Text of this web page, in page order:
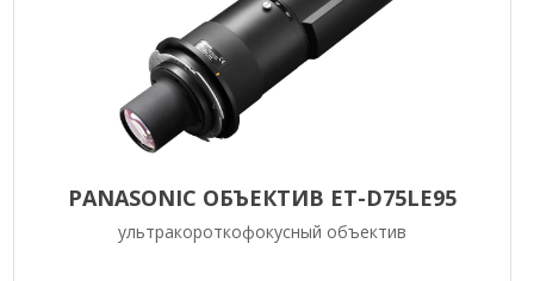
PANASONIC ОБЪЕКТИВ ET-D75LE95
ультракороткофокусный объектив